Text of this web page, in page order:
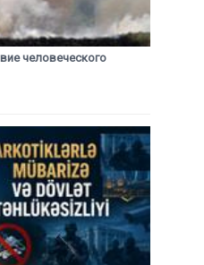
человеческого